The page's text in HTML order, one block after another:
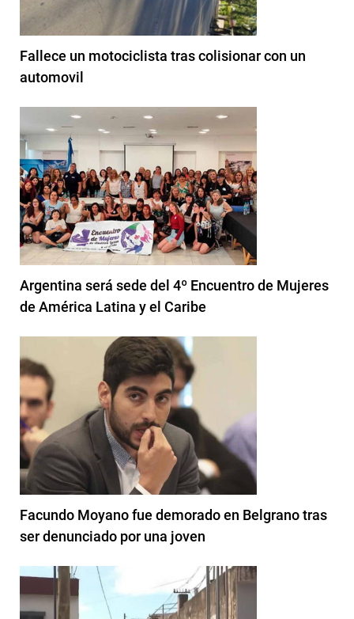
Fallece un motociclista tras colisionar con un
automovil
Argentina será sede del 4º Encuentro de Mujeres
de América Latina y el Caribe
Facundo Moyano fue demorado en Belgrano tras
ser denunciado por una joven